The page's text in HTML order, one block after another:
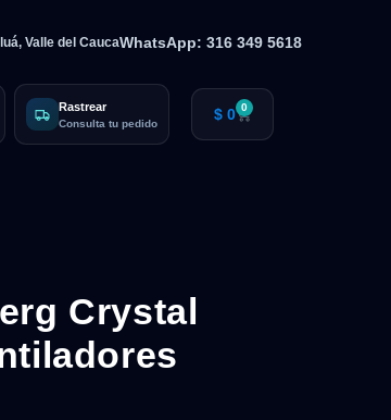
Valle del CaucaWhatsApp: 316 349 5618
Rastrear
Consulta tu pedido $ 0 0
Crystal